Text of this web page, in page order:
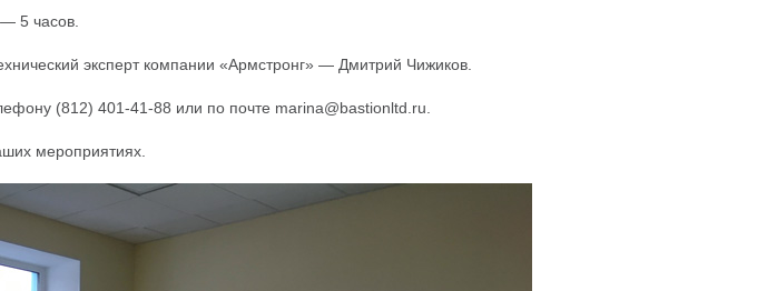
5 часов.
эксперт компании «Армстронг» — Дмитрий Чижиков.
(812) 401-41-88 или по почте marina@bastionltd.ru.
мероприятиях.